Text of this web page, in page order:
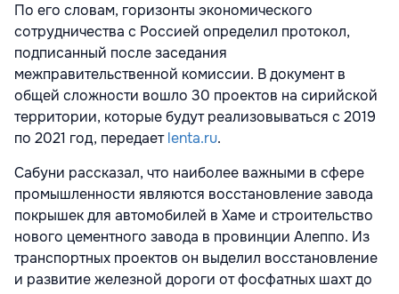
По его словам, горизонты экономического
сотрудничества с Россией определил протокол,
подписанный после заседания
межправительственной комиссии. В документ в
общей сложности вошло 30 проектов на сирийской
территории, которые будут реализовываться с 2019
по 2021 год, передаетlenta.ru.
Сабуни рассказал, что наиболее важными в сфере
промышленности являются восстановление завода
покрышек для автомобилей в Хаме и строительство
нового цементного завода в провинции Алеппо. Из
транспортных проектов он выделил восстановление
и развитие железной дороги от фосфатных шахт до